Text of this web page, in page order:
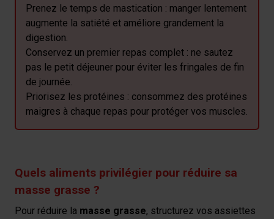
Prenez le temps de mastication : manger lentement
augmente la satiété et améliore grandement la
digestion.
Conservez un premier repas complet : ne sautez
pas le petit déjeuner pour éviter les fringales de fin
de journée.
Priorisez les protéines : consommez des protéines
maigres à chaque repas pour protéger vos muscles.
Quels aliments privilégier pour réduire sa
masse grasse ?
Pour réduire la masse grasse, structurez vos assiettes